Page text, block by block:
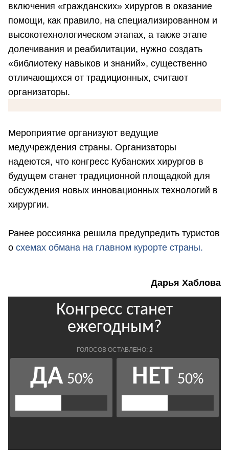
включения «гражданских» хирургов в оказание
помощи, как правило, на специализированном и
высокотехнологическом этапах, а также этапе
долечивания и реабилитации, нужно создать
«библиотеку навыков и знаний», существенно
отличающихся от традиционных, считают
организаторы.
Мероприятие организуют ведущие
медучреждения страны. Организаторы
надеются, что конгресс Кубанских хирургов в
будущем станет традиционной площадкой для
обсуждения новых инновационных технологий в
хирургии.
Ранее россиянка решила предупредить туристов
о схемах обмана на главном курорте страны.
Дарья Хаблова